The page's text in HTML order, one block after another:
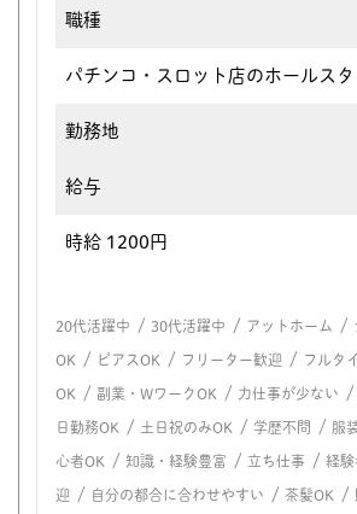
職種
パチンコ・スロット店のホールスタ
勤務地
給与
時給 1200円
20代活躍中 / 30代活躍中 / アットホーム /
OK / ピアスOK / フリーター歓迎 / フルタ
OK / 副業・WワークOK / 力仕事が少ない /
日勤務OK / 土日祝のみOK / 学歴不問 / 服
心者OK / 知識・経験豊富 / 立ち仕事 / 経験
迎 / 自分の都合に合わせやすい / 茶髪OK /